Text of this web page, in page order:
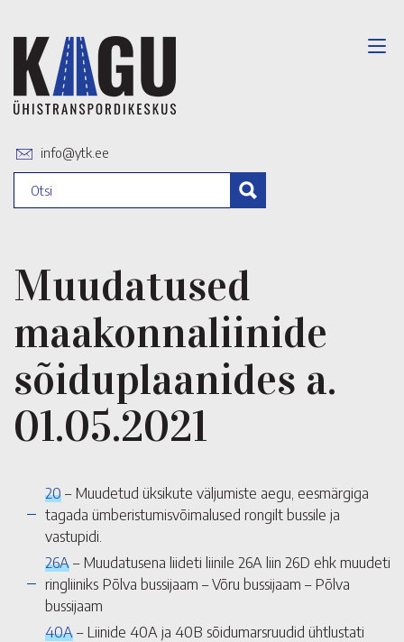
info@ytk.ee
Muudatused
maakonnaliinide
sõiduplaanides a.
01.05.2021
20– Muudetud üksikute väljumiste aegu, eesmärgiga
tagada ümberistumisvõimalused rongilt bussile ja
vastupidi.
26A– Muudatusena liideti liinile 26A liin 26D ehk muudeti
ringliiniks Põlva bussijaam – Võru bussijaam – Põlva
bussijaam
40A– Liinide 40A ja 40B sõidumarsruudid ühtlustati